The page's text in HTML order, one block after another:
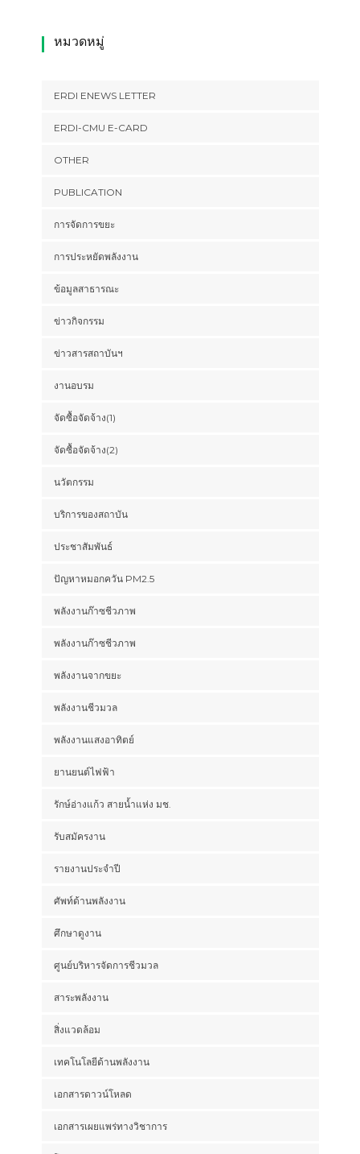
หมวดหมู่
ERDI ENEWS LETTER
ERDI-CMU E-CARD
OTHER
PUBLICATION
การจัดการขยะ
การประหยัดพลังงาน
ข้อมูลสาธารณะ
ข่าวกิจกรรม
ข่าวสารสถาบันฯ
งานอบรม
จัดซื้อจัดจ้าง(1)
จัดซื้อจัดจ้าง(2)
นวัตกรรม
บริการของสถาบัน
ประชาสัมพันธ์
ปัญหาหมอกควัน PM2.5
พลังงานก๊าซชีวภาพ
พลังงานก๊าซชีวภาพ
พลังงานจากขยะ
พลังงานชีวมวล
พลังงานแสงอาทิตย์
ยานยนต์ไฟฟ้า
รักษ์อ่างแก้ว สายน้ำแห่ง มช.
รับสมัครงาน
รายงานประจำปี
ศัพท์ด้านพลังงาน
ศึกษาดูงาน
ศูนย์บริหารจัดการชีวมวล
สาระพลังงาน
สิ่งแวดล้อม
เทคโนโลยีด้านพลังงาน
เอกสารดาวน์โหลด
เอกสารเผยแพร่ทางวิชาการ